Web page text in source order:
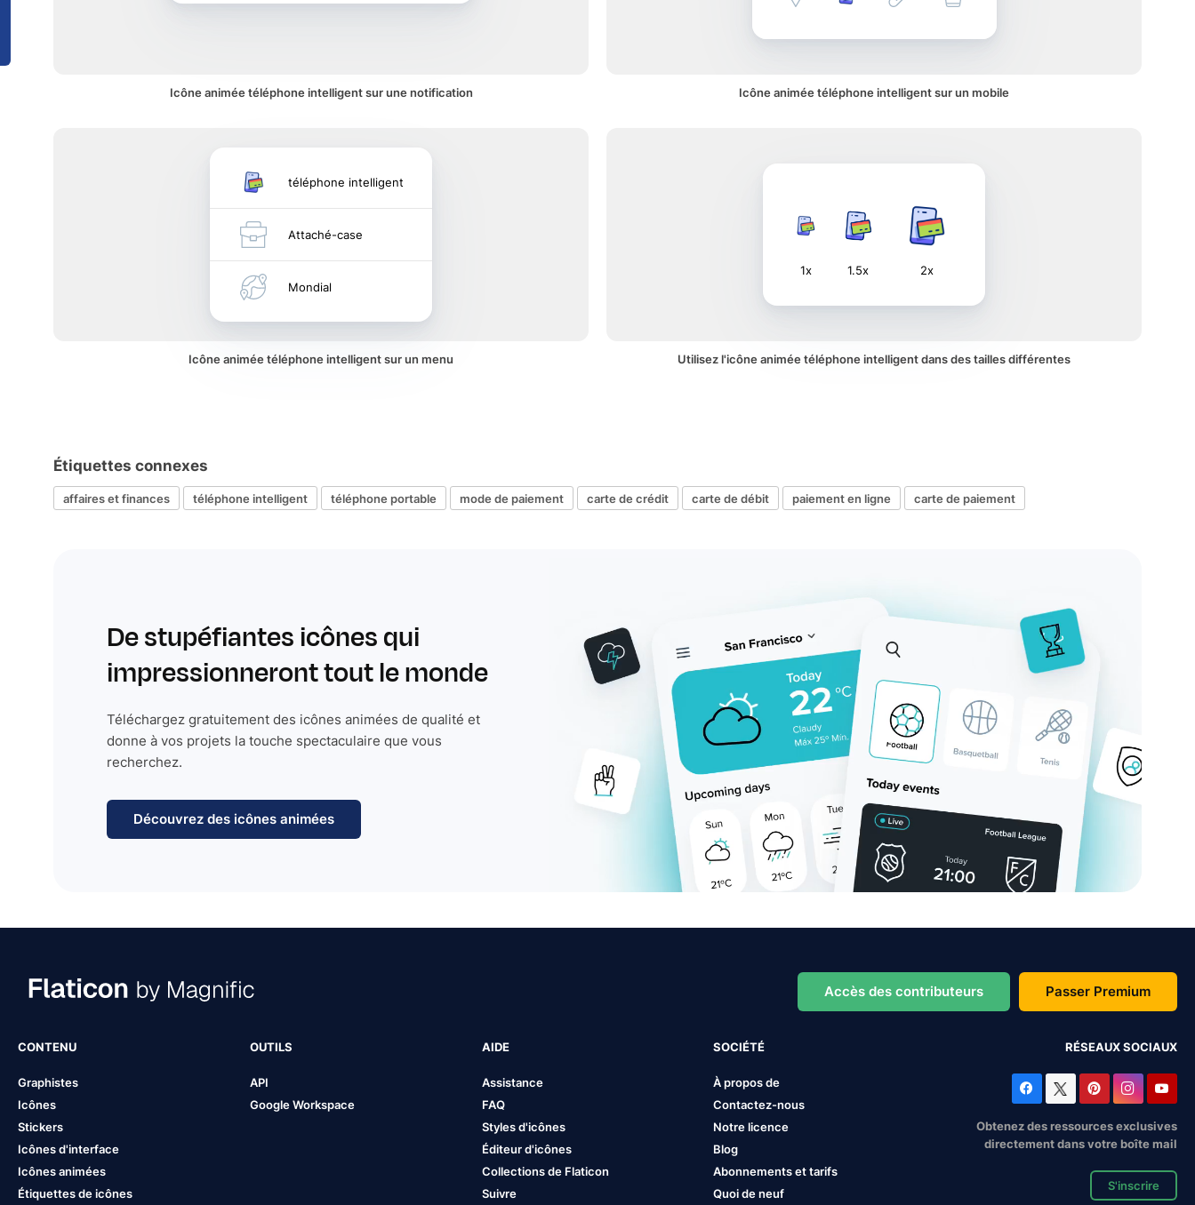
Icône animée téléphone intelligent sur une notification Icône animée téléphone intelligent sur un mobile
téléphone intelligent
Attaché-case
Mondial
Icône animée téléphone intelligent sur un menu
1x 1.5x 2x
Utilisez l'icône animée téléphone intelligent dans des tailles différentes
Étiquettes connexes
affaires et finances téléphone intelligent téléphone portable mode de paiement carte de crédit carte de débit paiement en ligne carte de paiement
De stupéfiantes icônes qui
impressionneront tout le monde
Téléchargez gratuitement des icônes animées de qualité et
donne à vos projets la touche spectaculaire que vous
recherchez.
Découvrez des icônes animées
Accès des contributeurs Passer Premium
CONTENU
Graphistes
Icônes
Stickers
Icônes d'interface
Icônes animées
Étiquettes de icônes
OUTILS
API
Google Workspace
AIDE
Assistance
FAQ
Styles d'icônes
Éditeur d'icônes
Collections de Flaticon
Suivre
SOCIÉTÉ
À propos de
Contactez-nous
Notre licence
Blog
Abonnements et tarifs
Quoi de neuf
RÉSEAUX SOCIAUX
Obtenez des ressources exclusives
directement dans votre boîte mail
S'inscrire